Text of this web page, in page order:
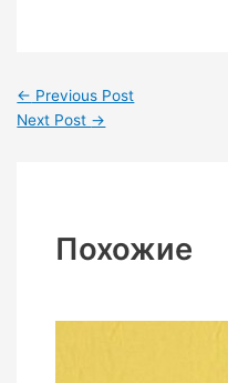
← Previous Post
Next Post →
Похожие